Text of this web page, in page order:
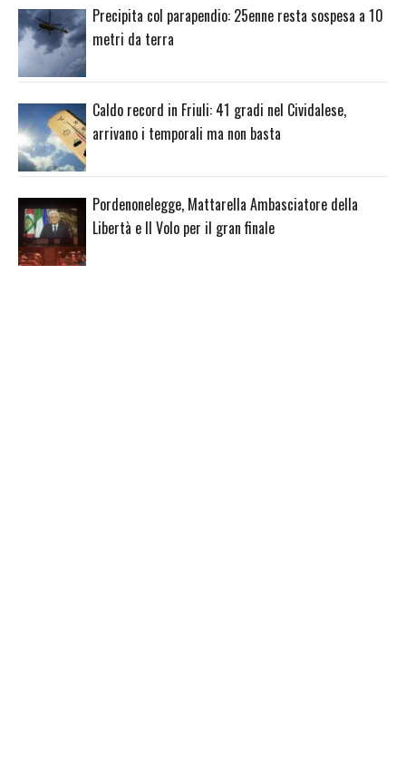
Precipita col parapendio: 25enne resta sospesa a 10
metri da terra
Caldo record in Friuli: 41 gradi nel Cividalese,
arrivano i temporali ma non basta
Pordenonelegge, Mattarella Ambasciatore della
Libertà e Il Volo per il gran finale